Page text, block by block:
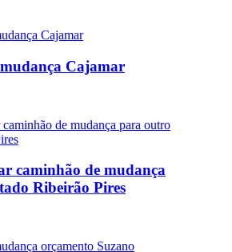
Cajamar
caminhão de mudança
Ribeirão Pires